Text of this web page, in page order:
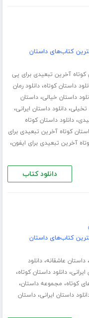
کتاب‌های داستان
کوتاه آخرین تبعیدی برای پی
داستان کوتاه،دانلود رمان
داستان خیالی،داستان
تخیلی،دانلود داستان ایرانی،
،دانلود داستان کوتاه
کوتاه آخرین تبعیدی برای
آخرین تبعیدی برای ایفون،
دانلود کتاب
کتاب‌های داستان
،داستان عاشقانه،دانلود
،دانلود داستان کوتاه،
کوتاه، مجموعه داستان،
داستان ایرانی،داستان